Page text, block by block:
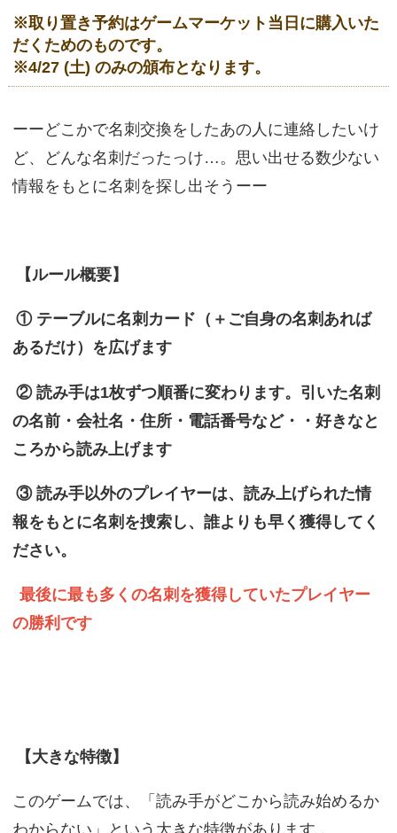
※取り置き予約はゲームマーケット当日に購入いた
だくためのものです。
※4/27 (土) のみの頒布となります。
ーーどこかで名刺交換をしたあの人に連絡したいけ
ど、どんな名刺だったっけ…。思い出せる数少ない
情報をもとに名刺を探し出そうーー
【ルール概要】
① テーブルに名刺カード（＋ご自身の名刺あれば
あるだけ）を広げます
② 読み手は1枚ずつ順番に変わります。引いた名刺
の名前・会社名・住所・電話番号など・・好きなと
ころから読み上げます
③ 読み手以外のプレイヤーは、読み上げられた情
報をもとに名刺を捜索し、誰よりも早く獲得してく
ださい。
最後に最も多くの名刺を獲得していたプレイヤー
の勝利です
【大きな特徴】
このゲームでは、「読み手がどこから読み始めるか